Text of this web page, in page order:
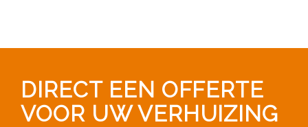
DIRECT EEN OFFERTE
VOOR UW VERHUIZING